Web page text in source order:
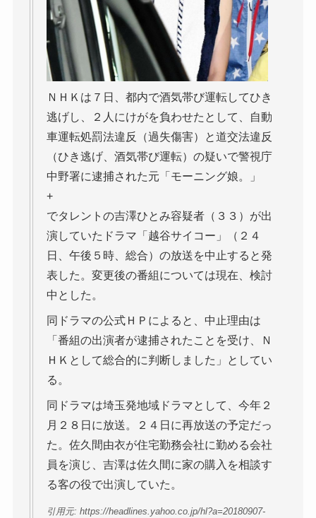
ＮＨＫは７日、都内で酒気帯び運転してひき
逃げし、２人にけがを負わせたとして、自動
車運転処罰法違反（過失傷害）と道交法違反
（ひき逃げ、酒気帯び運転）の疑いで警視庁
中野署に逮捕された元「モーニング娘。」
+
でタレントの吉澤ひとみ容疑者（３３）が出
演していたドラマ「越谷サイコー」（２４
日、午後５時、総合）の放送を中止すると発
表した。変更後の番組については現在、検討
中とした。
同ドラマの公式ＨＰによると、中止理由は
「番組の出演者が逮捕されたことを受け、Ｎ
ＨＫとして総合的に判断しました」としてい
る。
同ドラマは埼玉発地域ドラマとして、今年２
月２８日に放送。２４日に再放送の予定だっ
た。佐久間由衣が住宅勤務会社に勤める会社
員を演じ、吉澤は佐久間に家の購入を相談す
る客の役で出演していた。
引用元: https://headlines.yahoo.co.jp/hl?a=20180907-